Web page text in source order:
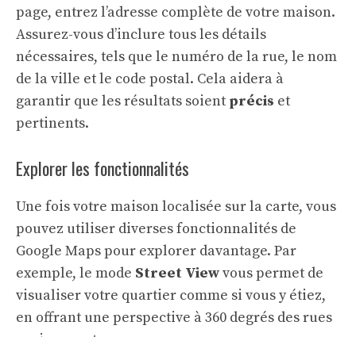
page, entrez l’adresse complète de votre maison.
Assurez-vous d’inclure tous les détails
nécessaires, tels que le numéro de la rue, le nom
de la ville et le code postal. Cela aidera à
garantir que les résultats soient précis et
pertinents.
Explorer les fonctionnalités
Une fois votre maison localisée sur la carte, vous
pouvez utiliser diverses fonctionnalités de
Google Maps pour explorer davantage. Par
exemple, le mode Street Viewvous permet de
visualiser votre quartier comme si vous y étiez,
en offrant une perspective à 360 degrés des rues